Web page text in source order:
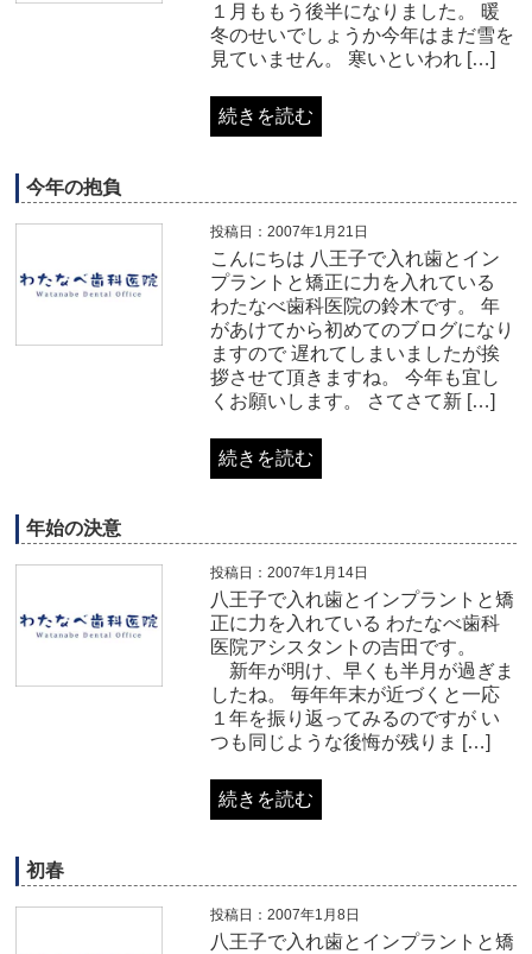
１月ももう後半になりました。 暖
冬のせいでしょうか今年はまだ雪を
見ていません。 寒いといわれ […]
続きを読む
今年の抱負
投稿日：2007年1月21日
こんにちは 八王子で入れ歯とイン
プラントと矯正に力を入れている
わたなべ歯科医院の鈴木です。 年
があけてから初めてのブログになり
ますので 遅れてしまいましたが挨
拶させて頂きますね。 今年も宜し
くお願いします。 さてさて新 […]
続きを読む
年始の決意
投稿日：2007年1月14日
八王子で入れ歯とインプラントと矯
正に力を入れている わたなべ歯科
医院アシスタントの吉田です。
新年が明け、早くも半月が過ぎま
したね。 毎年年末が近づくと一応
１年を振り返ってみるのですが い
つも同じような後悔が残りま […]
続きを読む
初春
投稿日：2007年1月8日
八王子で入れ歯とインプラントと矯